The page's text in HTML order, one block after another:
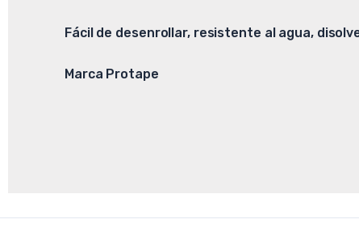
Fácil de desenrollar, resistente al agua,
Marca Protape